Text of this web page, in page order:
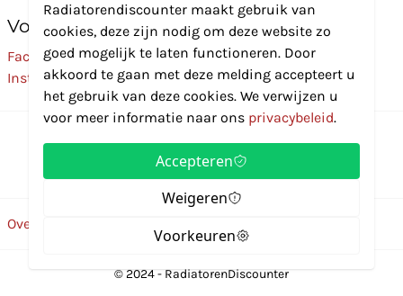
Volg Ons
Facebook
Instagram
Over ons
© 2024 - RadiatorenDiscounter
Radiatorendiscounter maakt gebruik van
cookies, deze zijn nodig om deze website zo
goed mogelijk te laten functioneren. Door
akkoord te gaan met deze melding accepteert u
het gebruik van deze cookies. We verwijzen u
voor meer informatie naar ons privacybeleid.
Accepteren
Weigeren
Voorkeuren